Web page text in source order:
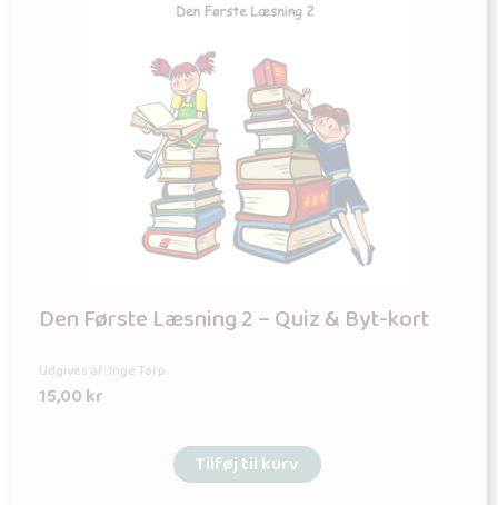
Den Første Læsning 2 – Quiz & Byt-kort
Udgives af: Inge Torp
15,00kr
Tilføj til kurv